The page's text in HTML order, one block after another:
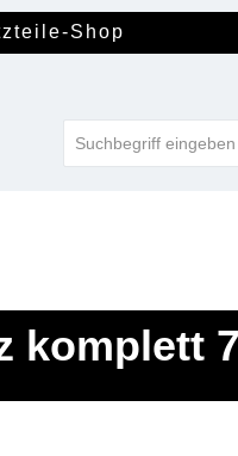
Shop
komplett